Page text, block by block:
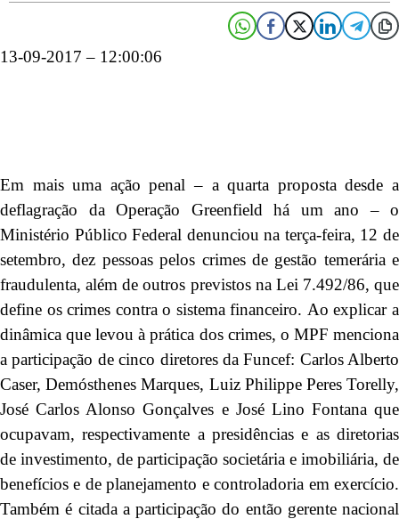
13-09-2017 – 12:00:06
Em mais uma ação penal – a quarta proposta desde a
deflagração da Operação Greenfield há um ano – o
Ministério Público Federal denunciou na terça-feira, 12 de
setembro, dez pessoas pelos crimes de gestão temerária e
fraudulenta, além de outros previstos na Lei 7.492/86, que
define os crimes contra o sistema financeiro. Ao explicar a
dinâmica que levou à prática dos crimes, o MPF menciona
a participação de cinco diretores da Funcef: Carlos Alberto
Caser, Demósthenes Marques, Luiz Philippe Peres Torelly,
José Carlos Alonso Gonçalves e José Lino Fontana que
ocupavam, respectivamente a presidências e as diretorias
de investimento, de participação societária e imobiliária, de
benefícios e de planejamento e controladoria em exercício.
Também é citada a participação do então gerente nacional